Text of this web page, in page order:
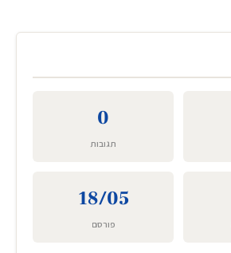
0
תגובות
18/05
פורסם